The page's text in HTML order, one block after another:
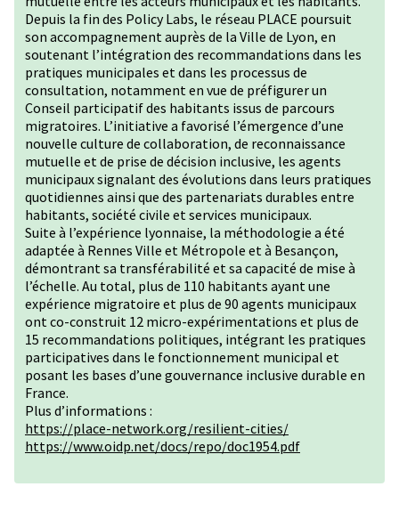
Depuis la fin des Policy Labs, le réseau PLACE poursuit
son accompagnement auprès de la Ville de Lyon, en
soutenant l’intégration des recommandations dans les
pratiques municipales et dans les processus de
consultation, notamment en vue de préfigurer un
Conseil participatif des habitants issus de parcours
migratoires. L’initiative a favorisé l’émergence d’une
nouvelle culture de collaboration, de reconnaissance
mutuelle et de prise de décision inclusive, les agents
municipaux signalant des évolutions dans leurs pratiques
quotidiennes ainsi que des partenariats durables entre
habitants, société civile et services municipaux.
Suite à l’expérience lyonnaise, la méthodologie a été
adaptée à Rennes Ville et Métropole et à Besançon,
démontrant sa transférabilité et sa capacité de mise à
l’échelle. Au total, plus de 110 habitants ayant une
expérience migratoire et plus de 90 agents municipaux
ont co-construit 12 micro-expérimentations et plus de
15 recommandations politiques, intégrant les pratiques
participatives dans le fonctionnement municipal et
posant les bases d’une gouvernance inclusive durable en
France.
Plus d’informations :
https://place-network.org/resilient-cities/
https://www.oidp.net/docs/repo/doc1954.pdf